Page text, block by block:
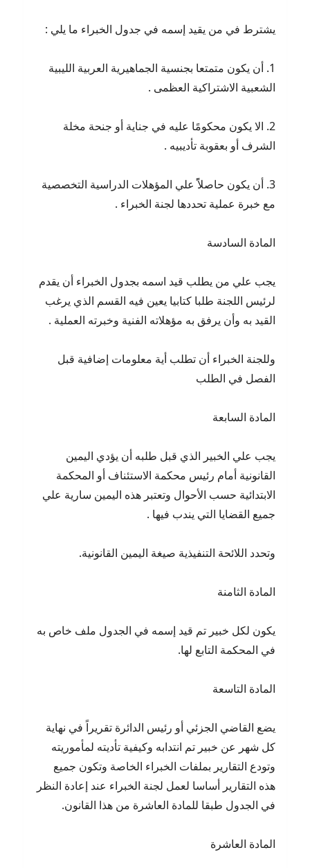
يشترط في من يقيد إسمه في جدول الخبراء ما يلي :
1. أن يكون متمتعا بجنسية الجماهيرية العربية الليبية
الشعبية الاشتراكية العظمى .
2. الا يكون محكومًا عليه في جناية أو جنحة مخلة
الشرف أو بعقوبة تأديبيه .
3. أن يكون حاصلاًً علي المؤهلات الدراسية التخصصية
مع خبرة عملية تحددها لجنة الخبراء .
المادة السادسة
يجب علي من يطلب قيد اسمه بجدول الخبراء أن يقدم
لرئيس اللجنة طلبا كتابيا يعين فيه القسم الذي يرغب
القيد به وأن يرفق به مؤهلاته الفنية وخبرته العملية .
وللجنة الخبراء أن تطلب أية معلومات إضافية قبل
الفصل في الطلب
المادة السابعة
يجب علي الخبير الذي قبل طلبه أن يؤدي اليمين
القانونية أمام رئيس محكمة الاستئناف أو المحكمة
الابتدائية حسب الأحوال وتعتبر هذه اليمين سارية علي
جميع القضايا التي يندب فيها .
وتحدد اللائحة التنفيذية صيغة اليمين القانونية.
المادة الثامنة
يكون لكل خبير تم قيد إسمه في الجدول ملف خاص به
في المحكمة التابع لها.
المادة التاسعة
يضع القاضي الجزئي أو رئيس الدائرة تقريراً في نهاية
كل شهر عن خبير تم انتدابه وكيفية تأديته لمأموريته
وتودع التقارير بملفات الخبراء الخاصة وتكون جميع
هذه التقارير أساسا لعمل لجنة الخبراء عند إعادة النظر
في الجدول طبقا للمادة العاشرة من هذا القانون.
المادة العاشرة